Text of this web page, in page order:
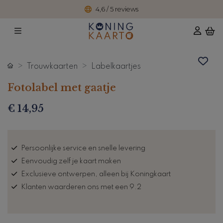
4,6 / 5 reviews
Trouwkaarten Labelkaartjes
Fotolabel met gaatje
€ 14,95
Persoonlijke service en snelle levering
Eenvoudig zelf je kaart maken
Exclusieve ontwerpen, alleen bij Koningkaart
Klanten waarderen ons met een 9.2